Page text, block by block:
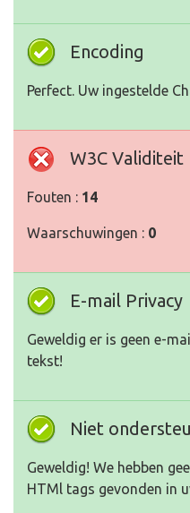
Encoding
Perfect. Uw ingestelde
W3C Validiteit
Fouten : 14
Waarschuwingen : 0
E-mail Privacy
Geweldig er is geen e-
tekst!
Niet
Geweldig! We hebben
HTMl tags gevonden in